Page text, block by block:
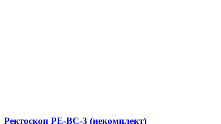
Ректоскоп РЕ-ВС-3 (некомплект)